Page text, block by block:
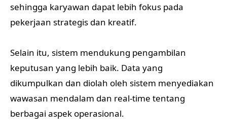
sehingga karyawan dapat lebih fokus pada
pekerjaan strategis dan kreatif.
Selain itu, sistem mendukung pengambilan
keputusan yang lebih baik. Data yang
dikumpulkan dan diolah oleh sistem menyediakan
wawasan mendalam dan real-time tentang
berbagai aspek operasional.